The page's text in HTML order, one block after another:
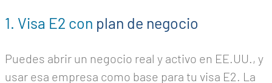
1. Visa E2 con plan de negocio
Puedes abrir un negocio real y activo en EE.UU., y
usar esa empresa como base para tu visa E2. La